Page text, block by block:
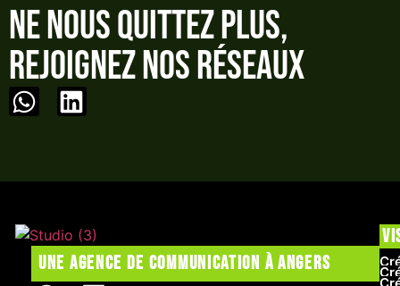
Ne nous quittez plus,
rejoignez nos réseaux
Une agence de communication à Angers